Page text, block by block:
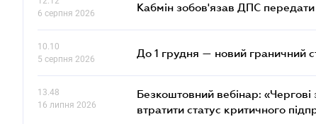
6 серпня 2026
Кабмін зобов'язав ДПС передати
10.10
5 серпня 2026
До 1 грудня — новий граничний
13.48
16 липня 2026
Безкоштовний вебінар: «Чергові
втратити статус критичного